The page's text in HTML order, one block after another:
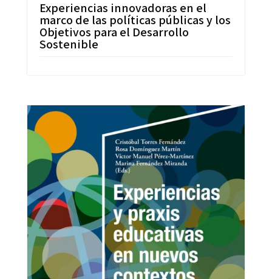
Experiencias innovadoras en el
marco de las políticas públicas y los
Objetivos para el Desarrollo
Sostenible